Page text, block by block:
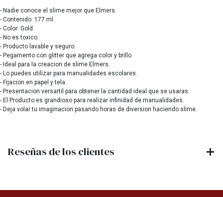
- Nadie conoce el slime mejor que Elmers.
- Contenido: 177 ml.
- Color: Gold.
- No es toxico.
- Producto lavable y seguro.
- Pegamento con glitter que agrega color y brillo.
- Ideal para la creacion de slime Elmers.
- Lo puedes utilizar para manualidades escolares.
- Fijacion en papel y tela.
- Presentacion versartil para obtener la cantidad ideal que se usaras.
- El Producto es grandioso para realizar infinidad de manualidades.
- Deja volar tu imaginacion pasando horas de diversion haciendo slime.
Reseñas de los clientes